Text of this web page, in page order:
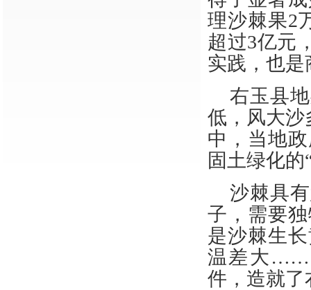
理沙棘果2
超过3亿元
实践，也
右玉县
低，风大沙
中，当地
固土绿化的
沙棘具
子，需要
是沙棘生
温差大……
件，造就了